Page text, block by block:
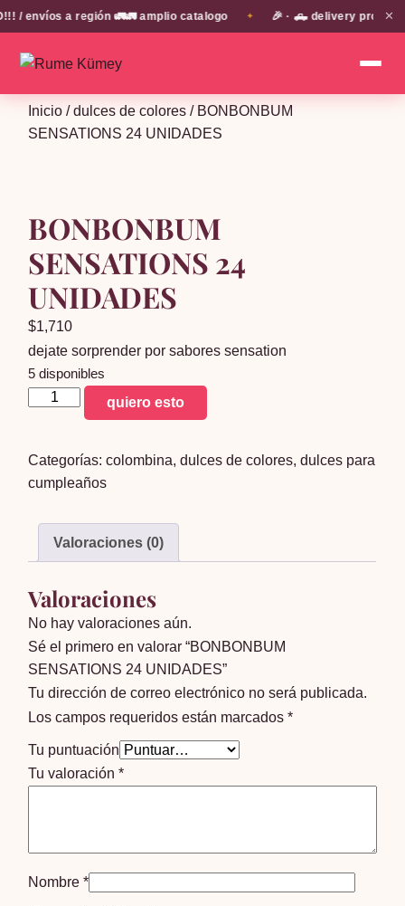
/ envíos a región 🚛🚛 amplio catalogo 🎉 · 🛻 delivery propio en
✕
Inicio /dulces de colores / BONBONBUM
SENSATIONS 24 UNIDADES
BONBONBUM
SENSATIONS 24
UNIDADES
$1,710
dejate sorprender por sabores sensation
5 disponibles
BONBONBUM
SENSATIONS
UNIDADES
cantidad
quiero esto
Categorías:colombina,dulces de colores,dulces para
cumpleaños
Valoraciones (0)
Valoraciones
No hay valoraciones aún.
Sé el primero en valorar “BONBONBUM
SENSATIONS 24 UNIDADES”
Tu dirección de correo electrónico no será publicada.
Los campos requeridos están marcados*
Tu puntuación
Tu valoración*
Nombre*